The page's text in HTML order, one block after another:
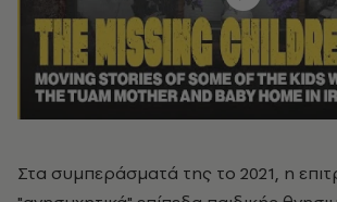
Στα συμπεράσματά της το 2021, η